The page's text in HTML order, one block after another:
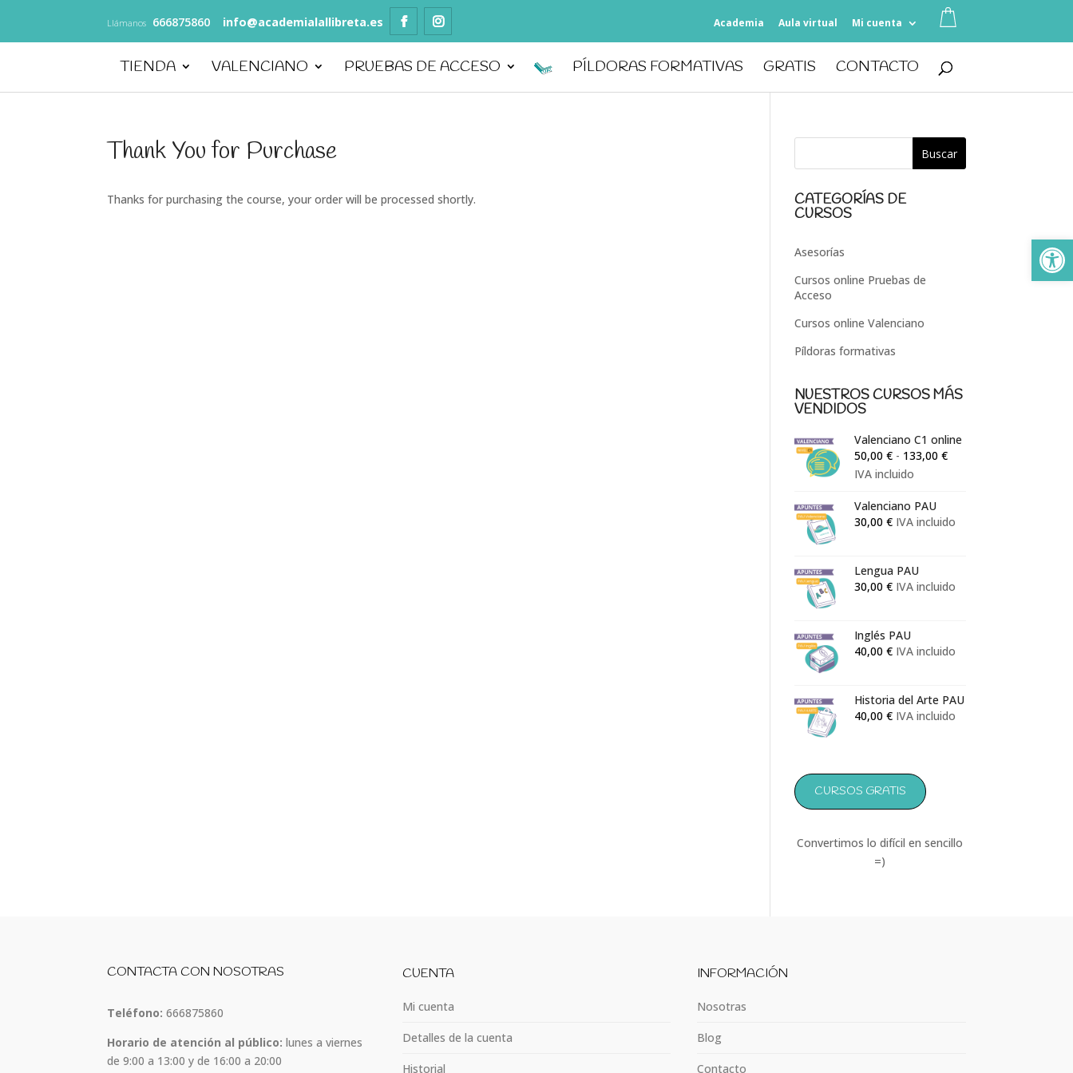
Llámanos 666875860 info@academialallibreta.es Academia Aula virtual Mi cuenta
TIENDA VALENCIANO PRUEBAS DE ACCESO PÍLDORAS FORMATIVAS GRATIS CONTACTO
Thank You for Purchase
Thanks for purchasing the course, your order will be processed shortly. CATEGORÍAS DE
CURSOS
Asesorías
Cursos online Pruebas de
Acceso
Cursos online Valenciano
Píldoras formativas
NUESTROS CURSOS MÁS
VENDIDOS
Valenciano C1 online
50,00 € - 133,00 €Rango
50,00 €
IVA incluido
Valenciano PAU
30,00 € IVA incluido
Lengua PAU
30,00 € IVA incluido
Inglés PAU
40,00 € IVA incluido
Historia del Arte PAU
40,00 € IVA incluido
CURSOS GRATIS
Convertimos lo difícil en sencillo
=)
CONTACTA CON NOSOTRAS
Teléfono: 666875860
Horario de atención al público: lunes a viernes
de 9:00 a 13:00 y de 16:00 a 20:00
CUENTA
Mi cuenta
Detalles de la cuenta
Historial
INFORMACIÓN
Nosotras
Blog
Contacto